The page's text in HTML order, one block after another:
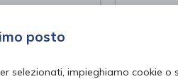
posto
selezionati, impieghiamo cookie o